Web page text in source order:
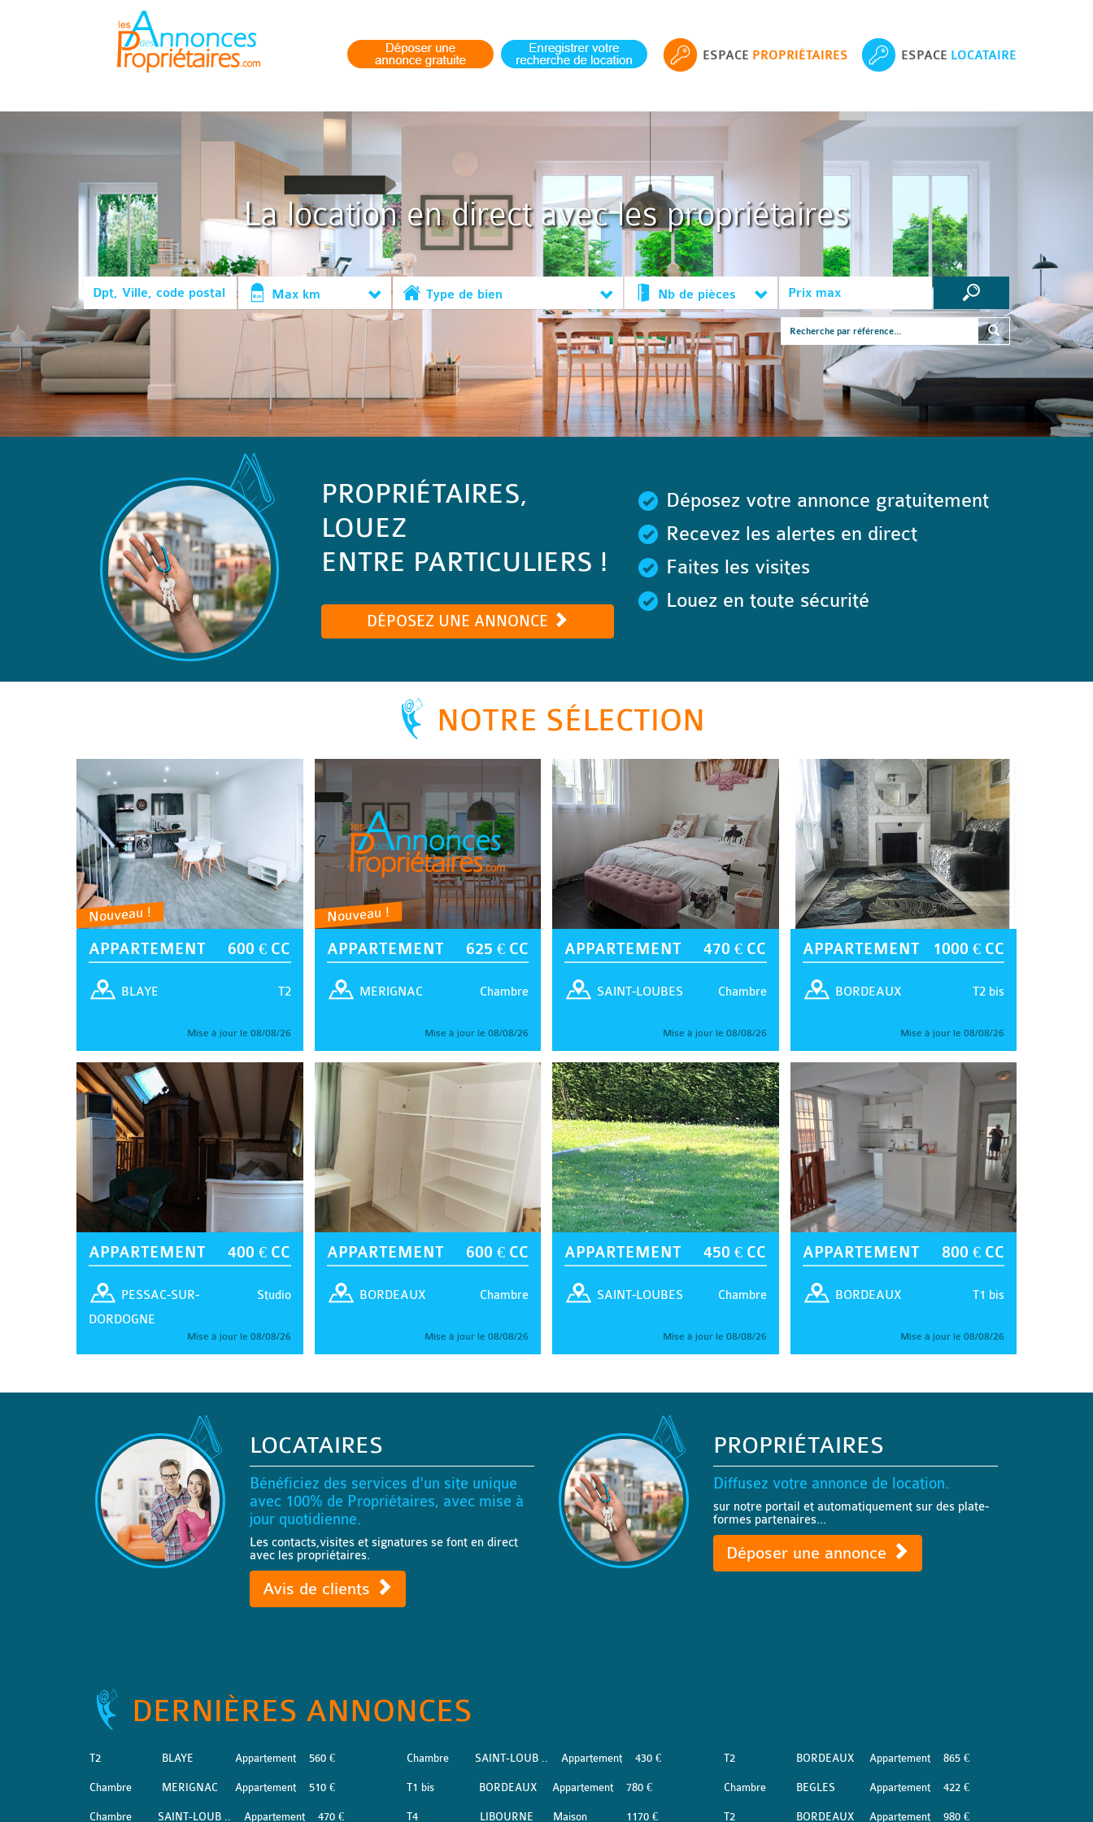
ESPACE PROPRIÉTAIRES ESPACE LOCATAIRE
La location en direct avec les propriétaires
Max km Type de bien Nb de pièces
PROPRIÉTAIRES,
LOUEZ
ENTRE PARTICULIERS !
DÉPOSEZ UNE ANNONCE
Déposez votre annonce gratuitement
Recevez les alertes en direct
Faites les visites
Louez en toute sécurité
NOTRE SÉLECTION
Nouveau !
APPARTEMENT 600 € CC
T2
BLAYE
Mise à jour le 08/08/26
Nouveau !
APPARTEMENT 625 € CC
Chambre
MERIGNAC
Mise à jour le 08/08/26
APPARTEMENT 470 € CC
Chambre
SAINT-LOUBES
Mise à jour le 08/08/26
APPARTEMENT 1000 € CC
T2 bis
BORDEAUX
Mise à jour le 08/08/26
APPARTEMENT 400 € CC
Studio
PESSAC-SUR-
DORDOGNE
Mise à jour le 08/08/26
APPARTEMENT 600 € CC
Chambre
BORDEAUX
Mise à jour le 08/08/26
APPARTEMENT 450 € CC
Chambre
SAINT-LOUBES
Mise à jour le 08/08/26
APPARTEMENT 800 € CC
T1 bis
BORDEAUX
Mise à jour le 08/08/26
LOCATAIRES
Bénéficiez des services d'un site unique
avec 100% de Propriétaires, avec mise à
jour quotidienne.
Les contacts,visites et signatures se font en direct
avec les propriétaires.
Avis de clients
PROPRIÉTAIRES
Diffusez votre annonce de location.
sur notre portail et automatiquement sur des plate-
formes partenaires...
Déposer une annonce
DERNIÈRES ANNONCES
T2 BLAYE Appartement 560 €
Chambre MERIGNAC Appartement 510 €
Chambre SAINT-LOUB .. Appartement 470 €
Chambre SAINT-LOUB .. Appartement 430 €
T1 bis BORDEAUX Appartement 780 €
T4 LIBOURNE Maison 1170 €
T2 BORDEAUX Appartement 865 €
Chambre BEGLES Appartement 422 €
T2 BORDEAUX Appartement 980 €